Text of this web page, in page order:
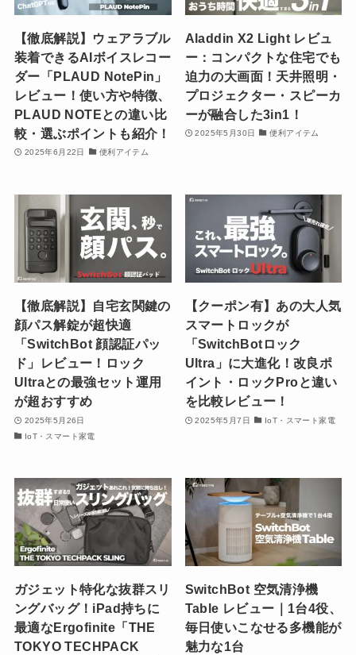
【徹底解説】ウェアラブル
装着できるAIボイスレコー
ダー「PLAUD NotePin」
レビュー！使い方や特徴、
PLAUD NOTEとの違い比
較・選ぶポイントも紹介！
2025年6月22日 便利アイテム
Aladdin X2 Light レビュ
ー：コンパクトな住宅でも
迫力の大画面！天井照明・
プロジェクター・スピーカ
ーが融合した3in1！
2025年5月30日 便利アイテム
【徹底解説】自宅玄関鍵の
顔パス解錠が超快適
「SwitchBot 顔認証パッ
ド」レビュー！ロック
Ultraとの最強セット運用
が超おすすめ
2025年5月26日
IoT・スマート家電
【クーポン有】あの大人気
スマートロックが
「SwitchBotロック
Ultra」に大進化！改良ポ
イント・ロックProと違い
を比較レビュー！
2025年5月7日 IoT・スマート家電
ガジェット特化な抜群スリ
ングバッグ！iPad持ちに
最適なErgofinite「THE
TOKYO TECHPACK
SwitchBot 空気清浄機
Table レビュー｜1台4役、
毎日使いこなせる多機能が
魅力な1台